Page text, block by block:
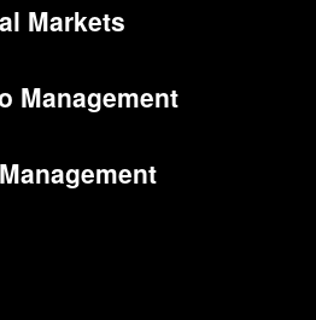
Markets
Management